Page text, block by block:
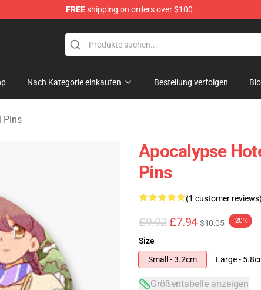
FREEshipping on orders over $100
Nach Kategorie einkaufen Bestellung verfolgen
Pins
Apocalypse
Pins
(1 customer reviews)
£9.92 £7.94 $10.05 -20%
Size
Small - 3.2cm
Large -
Größentabelle anzeigen